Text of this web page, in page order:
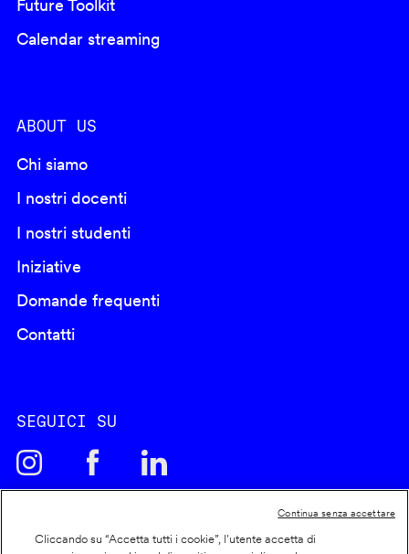
Future Toolkit
Calendar streaming
ABOUT US
Chi siamo
I nostri docenti
I nostri studenti
Iniziative
Domande frequenti
Contatti
SEGUICI SU
Cliccando su “Accetta tutti i cookie”, l'utente accetta di
Continua senza accettare